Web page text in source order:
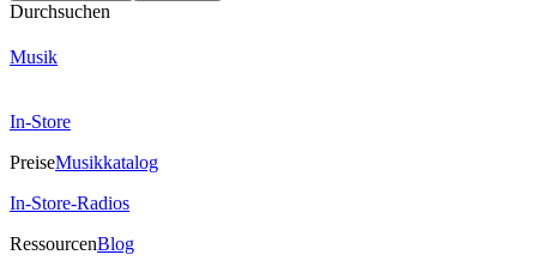
Durchsuchen
Musik
In-Store
PreiseMusikkatalog
In-Store-Radios
RessourcenBlog